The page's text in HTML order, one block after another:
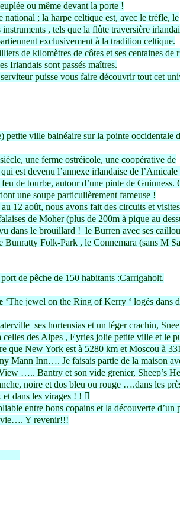
ou même devant la porte !
national ; la harpe celtique est, avec le trèfle, le
, tels que la flûte traversière
exclusivement à la tradition celtique.
de kilomètres de côtes et ses centaines de
Irlandais sont passés maîtres.
puisse vous faire découvrir tout cet
petite ville balnéaire sur la pointe occidentale
une ferme ostréicole, une coopérative de
est devenu l’annexe irlandaise de
de tourbe, autour d’une pinte de Guinness.
une soupe particulièrement fameuse !
12 août, nous avons fait des circuits et visites
de Moher (plus de 200m à pique au
dans le brouillard ! le Burren avec ses
Bunratty Folk-Park , le Connemara (sans M
de pêche de 150 habitants :Carrigaholt.
‘The jewel on the Ring of Kerry ‘ logés dans
ses hortensias et un léger crachin,
celles des Alpes , Eyries jolie petite ville et le
que New York est à 5280 km et Moscou à
Mann Inn…. Je faisais partie de la maison
….. Bantry et son vide grenier, Sheep’s
noire et dos bleu ou rouge ….dans les
et dans les virages ! ! 
entre bons copains et la découverte d’un
Y revenir!!!